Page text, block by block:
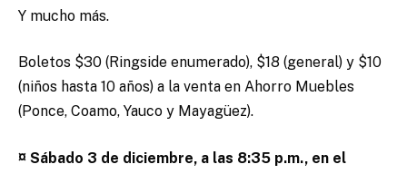
Y mucho más.
Boletos $30 (Ringside enumerado), $18 (general) y $10
(niños hasta 10 años) a la venta en Ahorro Muebles
(Ponce, Coamo, Yauco y Mayagüez).
¤ Sábado 3 de diciembre, a las 8:35 p.m., en el